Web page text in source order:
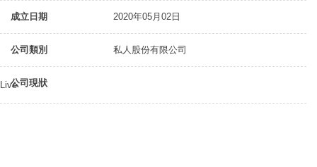
成立日期 2020年05月02日
公司類別 私人股份有限公司
公司現狀
Live